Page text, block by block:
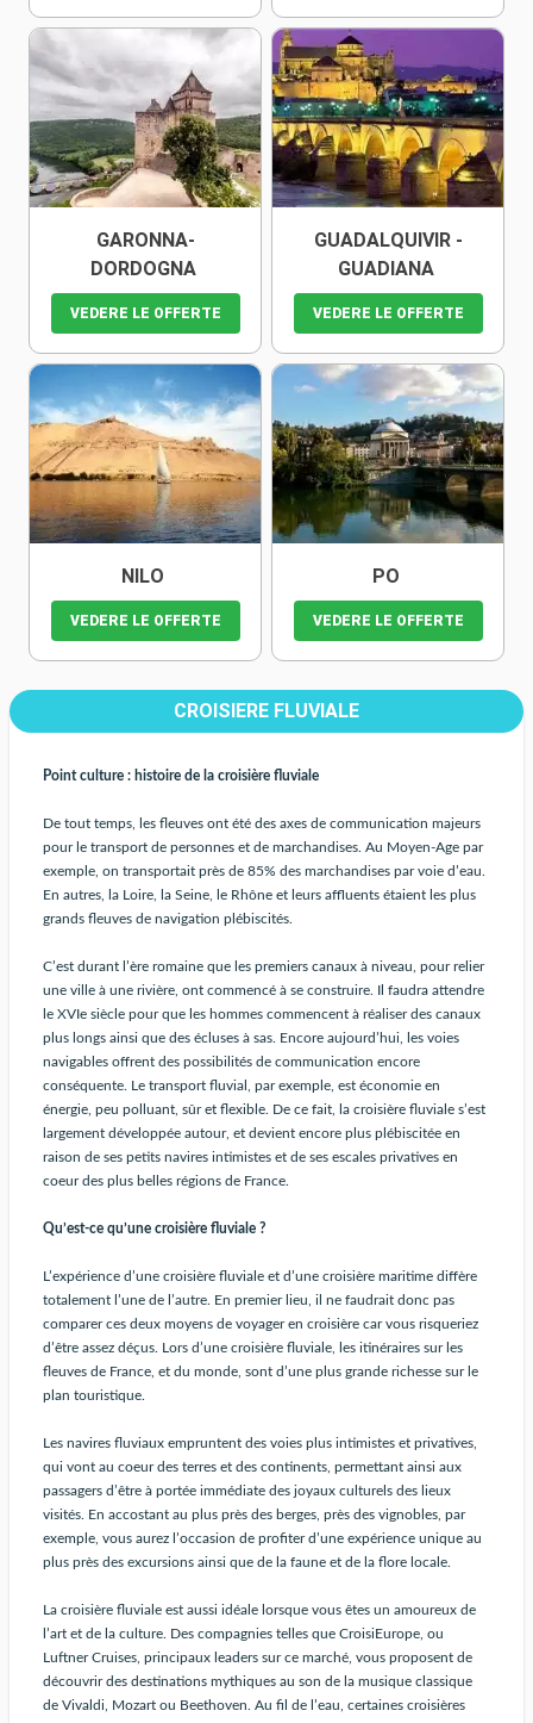
GARONNA-
DORDOGNA
VEDERE LE OFFERTE
GUADALQUIVIR -
GUADIANA
VEDERE LE OFFERTE
NILO
VEDERE LE OFFERTE
PO
VEDERE LE OFFERTE
CROISIERE FLUVIALE
Point culture : histoire de la croisière fluviale
De tout temps, les fleuves ont été des axes de communication majeurs
pour le transport de personnes et de marchandises. Au Moyen-Age par
exemple, on transportait près de 85% des marchandises par voie d’eau.
En autres, la Loire, la Seine, le Rhône et leurs affluents étaient les plus
grands fleuves de navigation plébiscités.
C’est durant l’ère romaine que les premiers canaux à niveau, pour relier
une ville à une rivière, ont commencé à se construire. Il faudra attendre
le XVIe siècle pour que les hommes commencent à réaliser des canaux
plus longs ainsi que des écluses à sas. Encore aujourd’hui, les voies
navigables offrent des possibilités de communication encore
conséquente. Le transport fluvial, par exemple, est économie en
énergie, peu polluant, sûr et flexible. De ce fait, la croisière fluviale s’est
largement développée autour, et devient encore plus plébiscitée en
raison de ses petits navires intimistes et de ses escales privatives en
coeur des plus belles régions de France.
Qu’est-ce qu’une croisière fluviale ?
L’expérience d’une croisière fluviale et d’une croisière maritime diffère
totalement l’une de l’autre. En premier lieu, il ne faudrait donc pas
comparer ces deux moyens de voyager en croisière car vous risqueriez
d’être assez déçus. Lors d’une croisière fluviale, les itinéraires sur les
fleuves de France, et du monde, sont d’une plus grande richesse sur le
plan touristique.
Les navires fluviaux empruntent des voies plus intimistes et privatives,
qui vont au coeur des terres et des continents, permettant ainsi aux
passagers d’être à portée immédiate des joyaux culturels des lieux
visités. En accostant au plus près des berges, près des vignobles, par
exemple, vous aurez l’occasion de profiter d’une expérience unique au
plus près des excursions ainsi que de la faune et de la flore locale.
La croisière fluviale est aussi idéale lorsque vous êtes un amoureux de
l’art et de la culture. Des compagnies telles que CroisiEurope, ou
Luftner Cruises, principaux leaders sur ce marché, vous proposent de
découvrir des destinations mythiques au son de la musique classique
de Vivaldi, Mozart ou Beethoven. Au fil de l’eau, certaines croisières